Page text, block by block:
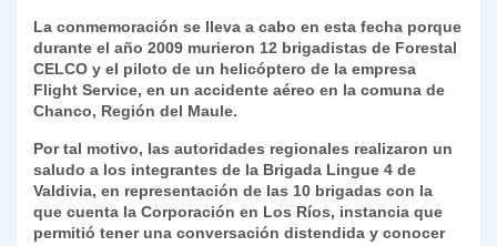
k
dl
y
La conmemoración se lleva a cabo en esta fecha porque
durante el año 2009 murieron 12 brigadistas de Forestal
CELCO y el piloto de un helicóptero de la empresa
Flight Service, en un accidente aéreo en la comuna de
Chanco, Región del Maule.
Por tal motivo, las autoridades regionales realizaron un
saludo a los integrantes de la Brigada Lingue 4 de
Valdivia, en representación de las 10 brigadas con la
que cuenta la Corporación en Los Ríos, instancia que
permitió tener una conversación distendida y conocer